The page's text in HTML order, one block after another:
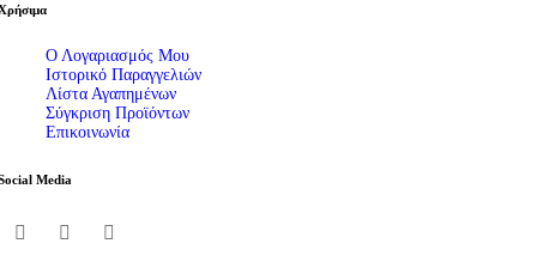
Ο Λογαριασμός Μου
Ιστορικό Παραγγελιών
Λίστα Αγαπημένων
Σύγκριση Προϊόντων
Επικοινωνία
Media